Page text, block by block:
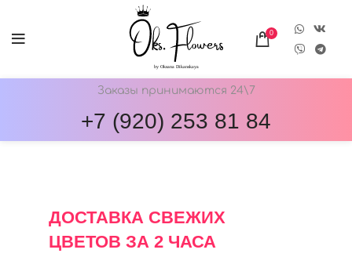
0
Заказы принимаются 24\7
+7 (920) 253 81 84
ДОСТАВКА СВЕЖИХ
ЦВЕТОВ ЗА 2 ЧАСА